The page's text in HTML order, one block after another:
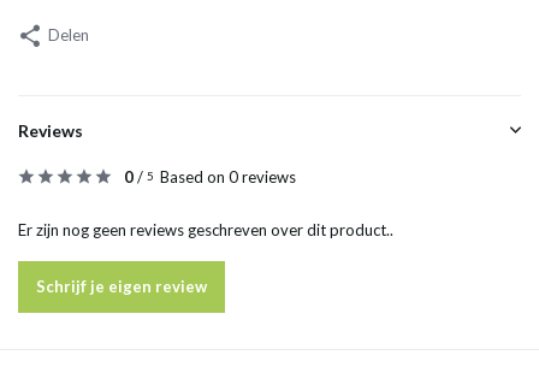
Delen
Reviews
0/ 5 Based on 0 reviews
Er zijn nog geen reviews geschreven over dit product..
Schrijf je eigen review